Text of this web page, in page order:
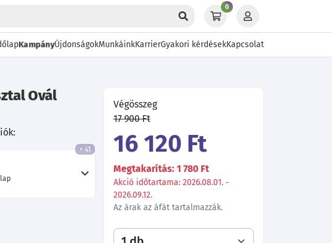
0
KampányÚjdonságokMunkáinkKarrierGyakori kérdésekKapcsolat
Ovál
+ 41
Végösszeg
17 900 Ft
16 120 Ft
Megtakarítás: 1 780 Ft
Akció időtartama: 2026.08.01. -
2026.09.12.
Az árak az áfát tartalmazzák.